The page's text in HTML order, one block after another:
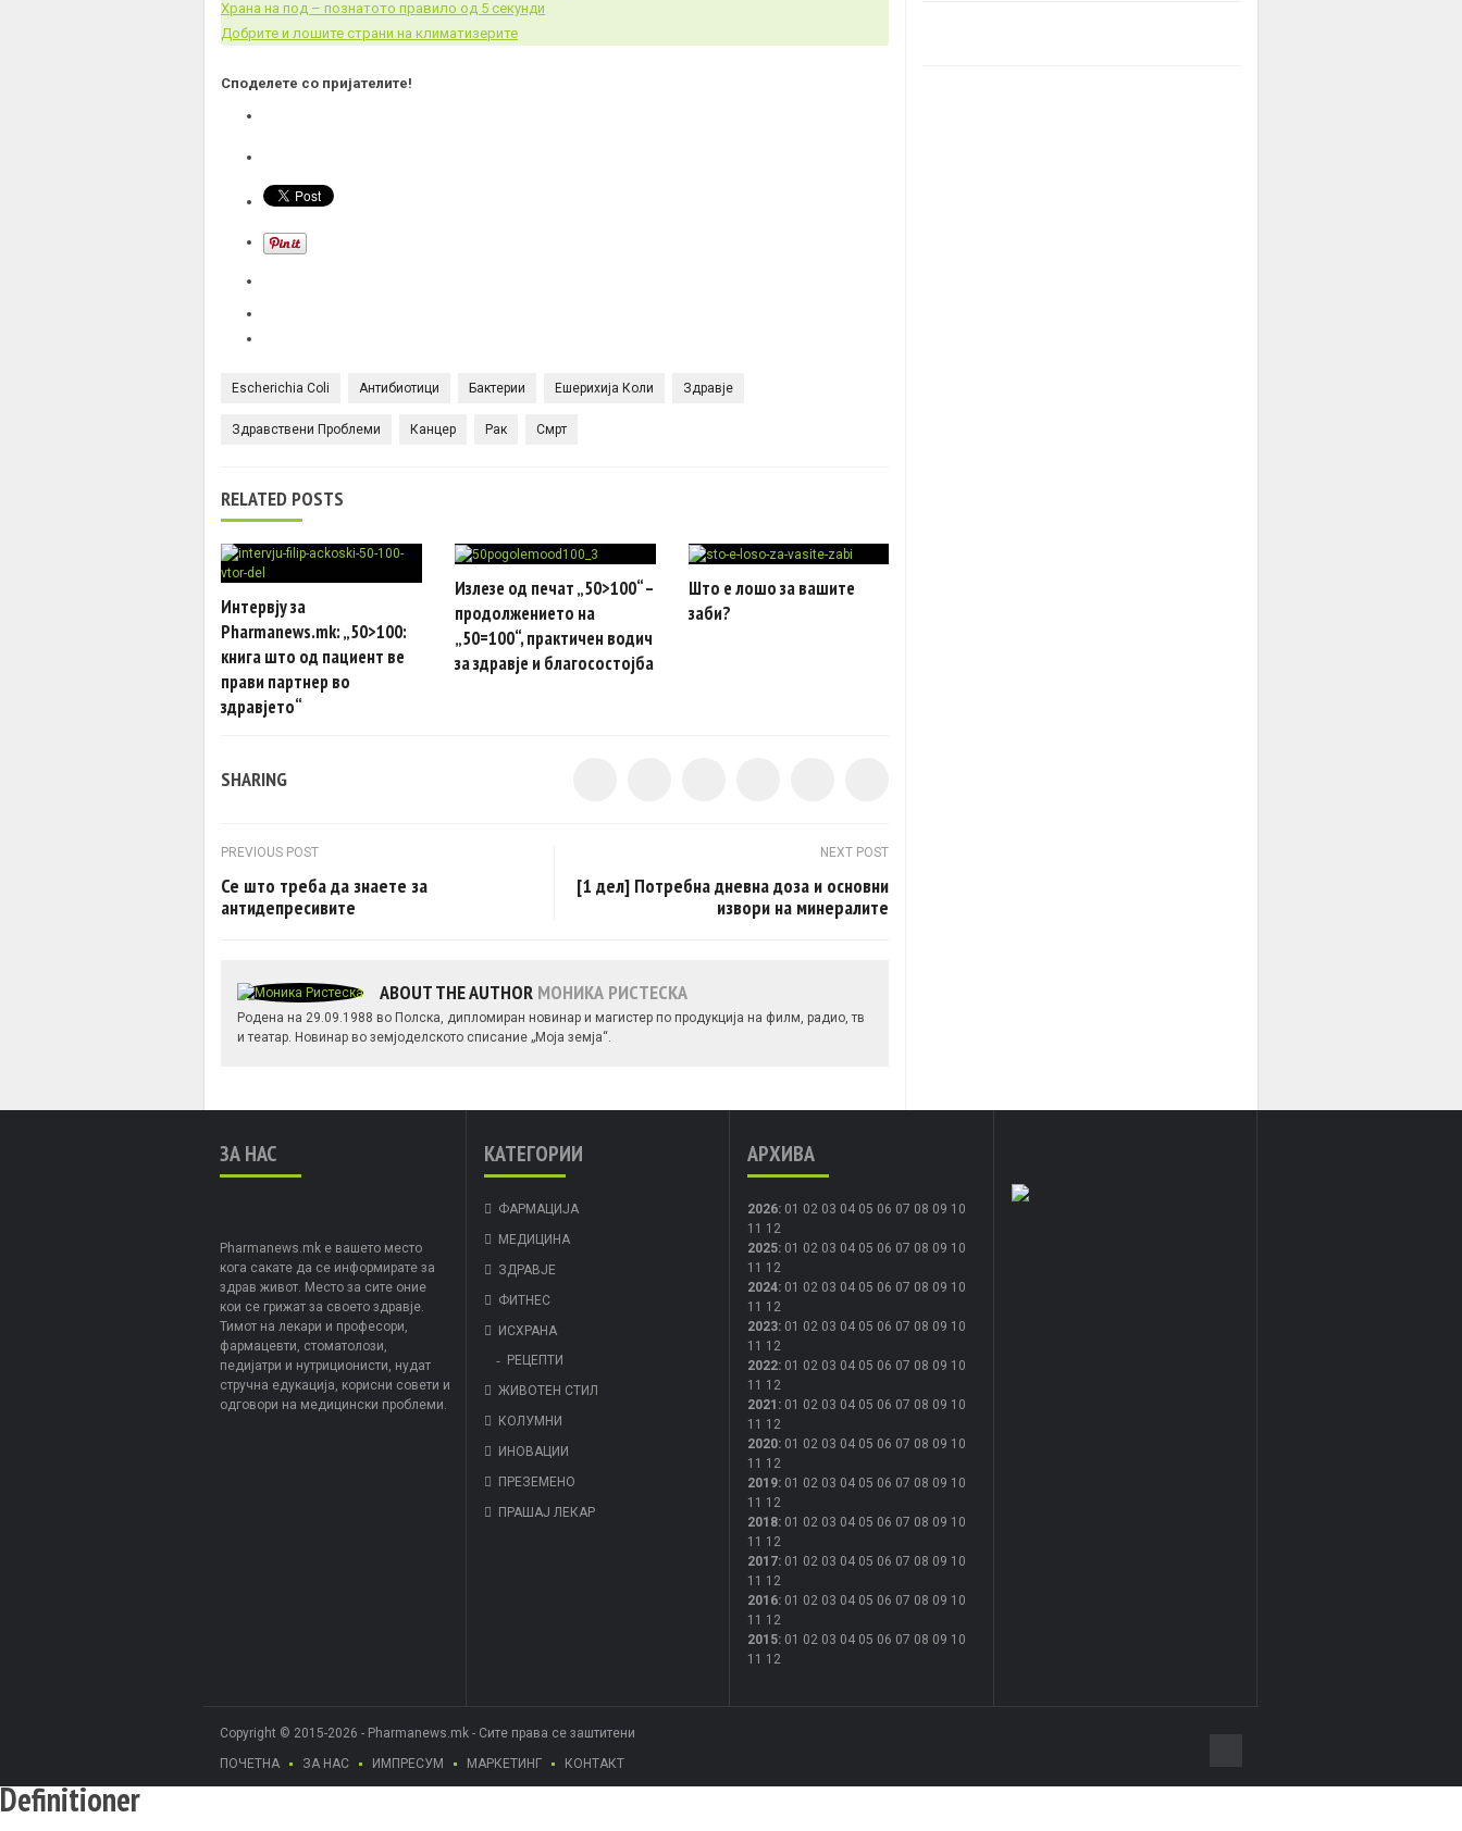
Храна на под – познатото правило од 5 секунди
Добрите и лошите страни на климатизерите
Споделете со пријателите!
Escherichia Coli Антибиотици Бактерии Ешерихија Коли Здравје
Здравствени Проблеми Канцер Рак Смрт
RELATED POSTS
Интервју за
Pharmanews.mk: „50>100:
книга што од пациент ве
прави партнер во
здравјето“
Излезе од печат „50>100“ –
продолжението на
„50=100“, практичен водич
за здравје и благосостојба
Што е лошо за вашите
заби?
SHARING
Post navigation
PREVIOUS POST
Се што треба да знаете за
антидепресивите
NEXT POST
[1 дел] Потребна дневна доза и основни
извори на минералите
ABOUT THE AUTHOR МОНИКА РИСТЕСКА
Родена на 29.09.1988 во Полска, дипломиран новинар и магистер по продукција на филм, радио, тв
и театар. Новинар во земјоделското списание „Моја земја“.
ЗА НАС
Pharmanews.mk е вашето место
кога сакате да се информирате за
здрав живот. Место за сите оние
кои се грижат за своето здравје.
Тимот на лекари и професори,
фармацевти, стоматолози,
педијатри и нутриционисти, нудат
стручна едукација, корисни совети и
одговори на медицински проблеми.
КАТЕГОРИИ
ФАРМАЦИЈА
МЕДИЦИНА
ЗДРАВЈЕ
ФИТНЕС
ИСХРАНА
РЕЦЕПТИ
ЖИВОТЕН СТИЛ
КОЛУМНИ
ИНОВАЦИИ
ПРЕЗЕМЕНО
ПРАШАЈ ЛЕКАР
АРХИВА
2026: 01 02 03 04 05 06 07 08 09 10
11 12
2025: 01 02 03 04 05 06 07 08 09 10
11 12
2024: 01 02 03 04 05 06 07 08 09 10
11 12
2023: 01 02 03 04 05 06 07 08 09 10
11 12
2022: 01 02 03 04 05 06 07 08 09 10
11 12
2021 : 01 02 03 04 05 06 07 08 09 10
11 12
2020: 01 02 03 04 05 06 07 08 09 10
11 12
2019: 01 02 03 04 05 06 07 08 09 10
11 12
2018: 01 02 03 04 05 06 07 08 09 10
11 12
2017: 01 02 03 04 05 06 07 08 09 10
11 12
2016: 01 02 03 04 05 06 07 08 09 10
11 12
2015: 01 02 03 04 05 06 07 08 09 10
11 12
Copyright © 2015-2026 - Pharmanews.mk - Сите права се заштитени
ПОЧЕТНА
ЗА НАС ИМПРЕСУМ МАРКЕТИНГ КОНТАКТ
Definitioner